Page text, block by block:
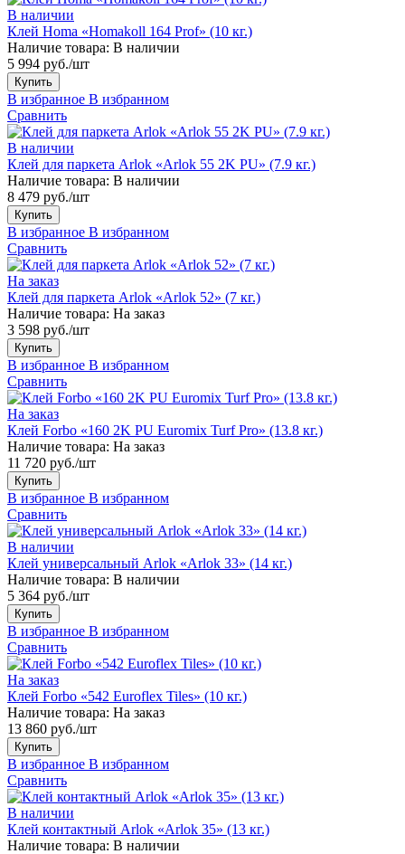
В наличии
Клей Homa «Homakoll 164 Prof» (10 кг.)
Наличие товара: В наличии
5 994 руб./шт
Купить
В избранное В избранном
Сравнить
В наличии
Клей для паркета Arlok «Arlok 55 2K PU» (7.9 кг.)
Наличие товара: В наличии
8 479 руб./шт
Купить
В избранное В избранном
Сравнить
На заказ
Клей для паркета Arlok «Arlok 52» (7 кг.)
Наличие товара: На заказ
3 598 руб./шт
Купить
В избранное В избранном
Сравнить
На заказ
Клей Forbo «160 2K PU Euromix Turf Pro» (13.8 кг.)
Наличие товара: На заказ
11 720 руб./шт
Купить
В избранное В избранном
Сравнить
В наличии
Клей универсальный Arlok «Arlok 33» (14 кг.)
Наличие товара: В наличии
5 364 руб./шт
Купить
В избранное В избранном
Сравнить
На заказ
Клей Forbo «542 Euroflex Tiles» (10 кг.)
Наличие товара: На заказ
13 860 руб./шт
Купить
В избранное В избранном
Сравнить
В наличии
Клей контактный Arlok «Arlok 35» (13 кг.)
Наличие товара: В наличии